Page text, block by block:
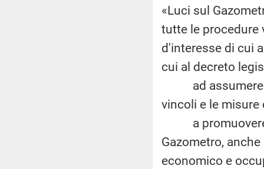
«Luci sul
tutte le procedure
d'interesse di cui
cui al decreto
ad assumere le
vincoli e le misure
a promuovere
Gazometro,
economico e